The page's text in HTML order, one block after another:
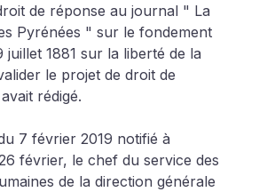
de réponse au journal " La
Pyrénées " sur le fondement
juillet 1881 sur la liberté de la
le projet de droit de
rédigé.
7 février 2019 notifié à
février, le chef du service des
de la direction générale